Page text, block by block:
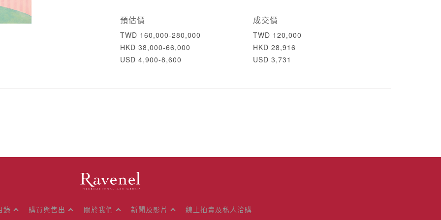
預估價
TWD 160,000-280,000
HKD 38,000-66,000
USD 4,900-8,600
成交價
TWD 120,000
HKD 28,916
USD 3,731
錄 購買與售出 關於我們 新聞及影片 線上拍賣及私人洽購